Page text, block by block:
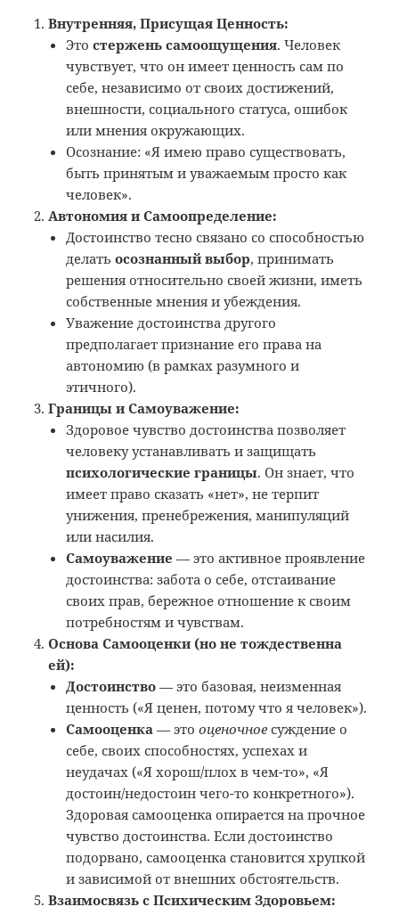
Внутренняя, Присущая Ценность:
Этостержень самоощущения. Человек
чувствует, что он имеет ценность сам по
себе, независимо от своих достижений,
внешности, социального статуса, ошибок
или мнения окружающих.
Осознание: «Я имею право существовать,
быть принятым и уважаемым просто как
человек».
Автономия и Самоопределение:
Достоинство тесно связано со способностью
делатьосознанный выбор, принимать
решения относительно своей жизни, иметь
собственные мнения и убеждения.
Уважение достоинства другого
предполагает признание его права на
автономию (в рамках разумного и
этичного).
Границы и Самоуважение:
Здоровое чувство достоинства позволяет
человеку устанавливать и защищать
психологические границы. Он знает, что
имеет право сказать «нет», не терпит
унижения, пренебрежения, манипуляций
или насилия.
Самоуважение — это активное проявление
достоинства: забота о себе, отстаивание
своих прав, бережное отношение к своим
потребностям и чувствам.
Основа Самооценки (но не тождественна
ей):
Достоинство — это базовая, неизменная
ценность («Я ценен, потому что я человек»).
Самооценка — этооценочное суждение о
себе, своих способностях, успехах и
неудачах («Я хорош/плох в чем-то», «Я
достоин/недостоин чего-то конкретного»).
Здоровая самооценка опирается на прочное
чувство достоинства. Если достоинство
подорвано, самооценка становится хрупкой
и зависимой от внешних обстоятельств.
Взаимосвязь с Психическим Здоровьем: